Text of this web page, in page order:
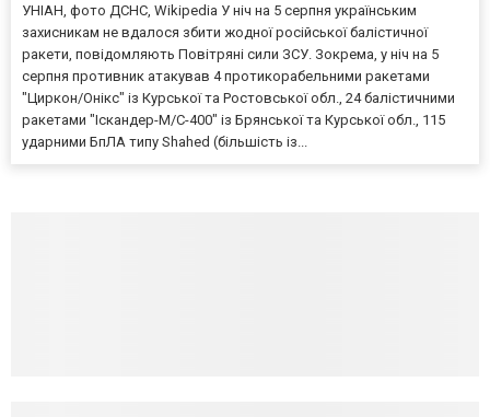
УНІАН, фото ДСНС, Wikipedia У ніч на 5 серпня українським
захисникам не вдалося збити жодної російської балістичної
ракети, повідомляють Повітряні сили ЗСУ. Зокрема, у ніч на 5
серпня противник атакував 4 протикорабельними ракетами
"Циркон/Онікс" із Курської та Ростовської обл., 24 балістичними
ракетами "Іскандер-М/С-400" із Брянської та Курської обл., 115
ударними БпЛА типу Shahed (більшість із...